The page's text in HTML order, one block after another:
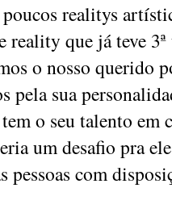
realitys
reality que já teve
o nosso querido
pela sua
o seu talento em
um desafio pra
pessoas com